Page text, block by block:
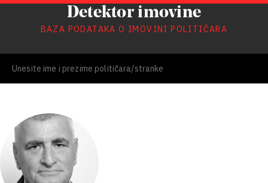
Detektor imovine
BAZA PODATAKA O IMOVINI POLITIČARA